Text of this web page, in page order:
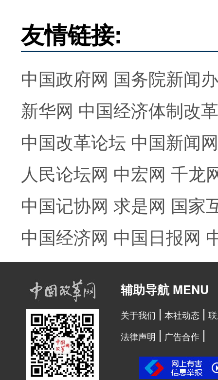
友情链接:
中国政府网 国务院新闻
新华网 中国经济体制改
中国改革论坛 中国新闻网
人民论坛网 中宏网 千龙
中国记协网 求是网 国家
中国经济网 中国日报网
辅助导航 MENU
关于我们 本社动态
法律声明
广告合作